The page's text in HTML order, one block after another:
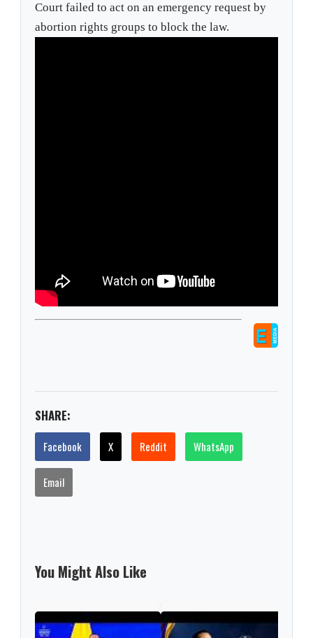
Court failed to act on an emergency request by
abortion rights groups to block the law.
SHARE:
Facebook X Reddit WhatsApp
Email
You Might Also Like